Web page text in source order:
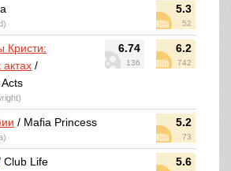
5.3
52
6.74
136
6.2
742
Кристи:
/
5.2
73
/ Mafia Princess
5.6
Club Life